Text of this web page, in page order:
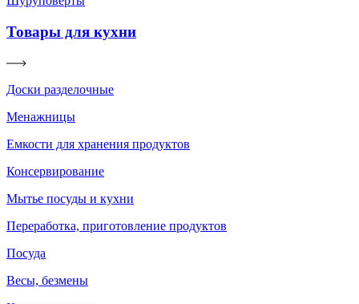
Товары для кухни
Доски разделочные
Менажницы
Емкости для хранения продуктов
Консервирование
Мытье посуды и кухни
Переработка, приготовление продуктов
Посуда
Весы, безмены